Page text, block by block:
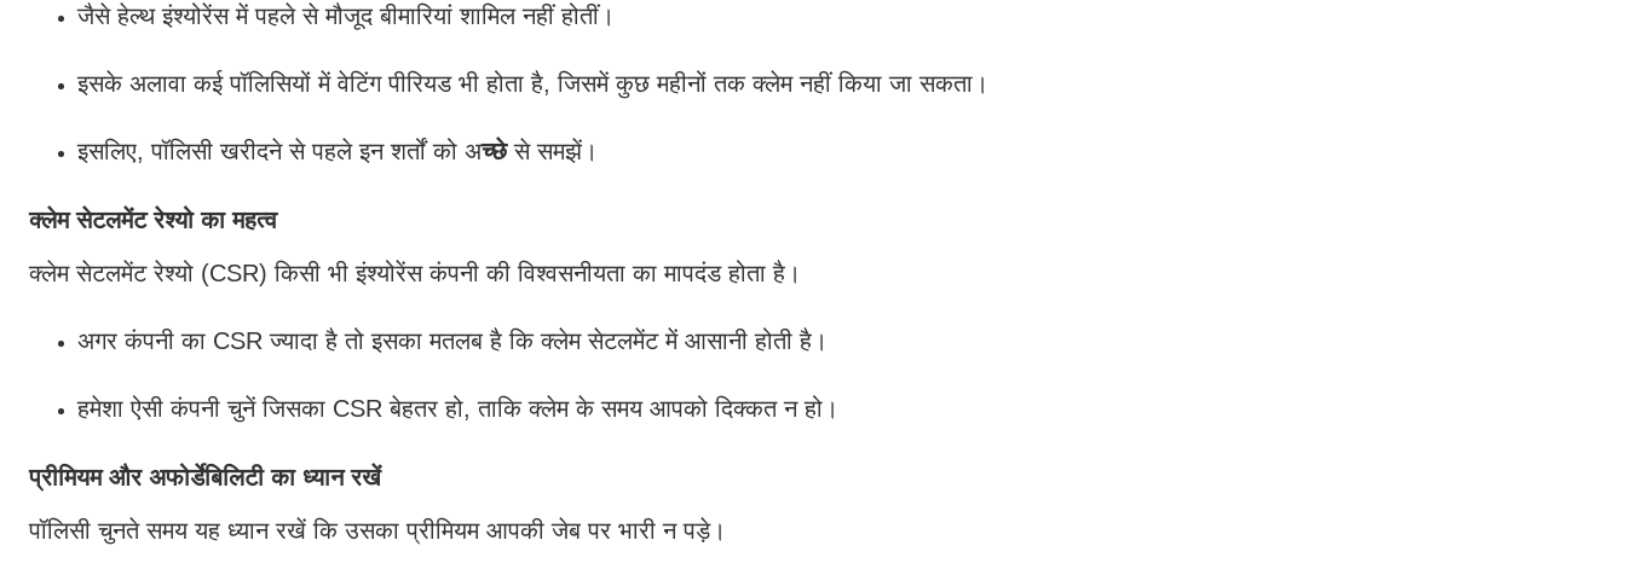
जैसे हेल्थ इंश्योरेंस में पहले से मौजूद बीमारियां शामिल नहीं होतीं।
इसके अलावा कई पॉलिसियों में वेटिंग पीरियड भी होता है, जिसमें कुछ महीनों तक क्लेम नहीं किया जा सकता।
इसलिए, पॉलिसी खरीदने से पहले इन शर्तों को अच्छेसे समझें।
क्लेम सेटलमेंट रेश्यो का महत्व
क्लेम सेटलमेंट रेश्यो (CSR) किसी भी इंश्योरेंस कंपनी की विश्वसनीयता का मापदंड होता है।
अगर कंपनी का CSR ज्यादा है तो इसका मतलब है कि क्लेम सेटलमेंट में आसानी होती है।
हमेशा ऐसी कंपनी चुनें जिसका CSR बेहतर हो, ताकि क्लेम के समय आपको दिक्कत न हो।
प्रीमियम और अफोर्डेबिलिटी का ध्यान रखें
पॉलिसी चुनते समय यह ध्यान रखें कि उसका प्रीमियम आपकी जेब पर भारी न पड़े।